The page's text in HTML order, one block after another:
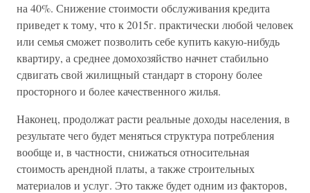
на 40%. Снижение стоимости обслуживания кредита
приведет к тому, что к 2015г. практически любой человек
или семья сможет позволить себе купить какую-нибудь
квартиру, а среднее домохозяйство начнет стабильно
сдвигать свой жилищный стандарт в сторону более
просторного и более качественного жилья.
Наконец, продолжат расти реальные доходы населения, в
результате чего будет меняться структура потребления
вообще и, в частности, снижаться относительная
стоимость арендной платы, а также строительных
материалов и услуг. Это также будет одним из факторов,